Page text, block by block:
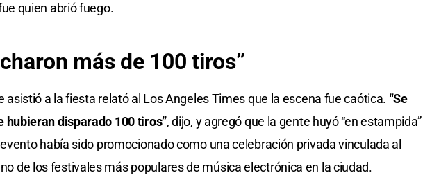
quien abrió fuego.
más de 100 tiros”
asistió a la fiesta relató al Los Angeles Times que la escena fue caótica. “Se
hubieran disparado 100 tiros”, dijo, y agregó que la gente huyó “en estampida”
había sido promocionado como una celebración privada vinculada al
de los festivales más populares de música electrónica en la ciudad.